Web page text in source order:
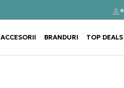
Use shift+Enter to open or close
Use shift+Enter to open or close
ACCESORII BRANDURI TOP DEALS